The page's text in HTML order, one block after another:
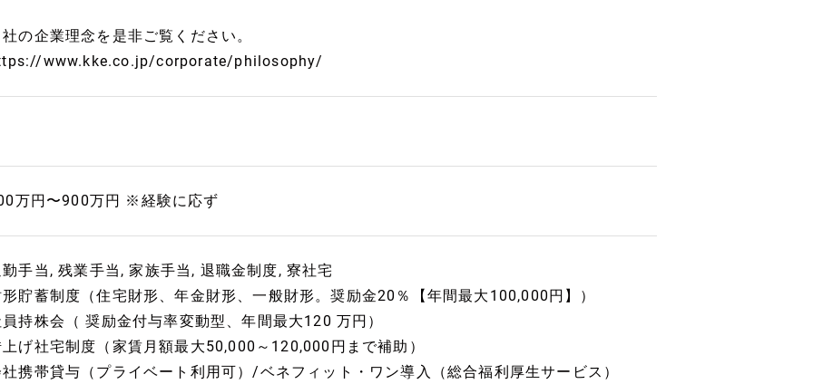
の企業理念を是非ご覧ください。
www.kke.co.jp/corporate/philosophy/
万円〜900万円 ※経験に応ず
手当, 残業手当, 家族手当, 退職金制度, 寮社宅
貯蓄制度（住宅財形、年金財形、一般財形。奨励金20％【年間最大100,000円】）
持株会（ 奨励金付与率変動型、年間最大120 万円）
げ社宅制度（家賃月額最大50,000～120,000円まで補助）
携帯貸与（プライベート利用可）/ベネフィット・ワン導入（総合福利厚生サービス）